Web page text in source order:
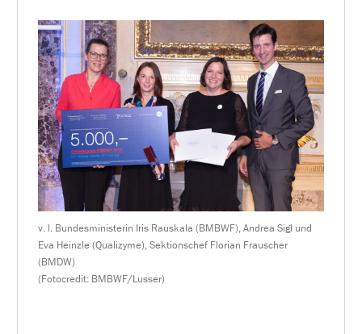
v. l. Bundesministerin Iris Rauskala (BMBWF), Andrea Sigl und
Eva Heinzle (Qualizyme), Sektionschef Florian Frauscher
(BMDW)
(Fotocredit: BMBWF/Lusser)